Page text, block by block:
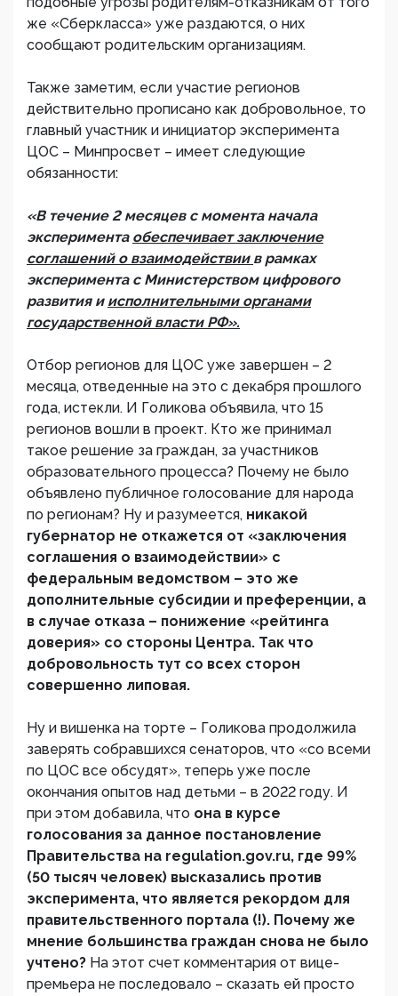
же «Сберкласса» уже раздаются, о них
сообщают родительским организациям.
Также заметим, если участие регионов
действительно прописано как добровольное, то
главный участник и инициатор эксперимента
ЦОС – Минпросвет – имеет следующие
обязанности:
«В течение 2 месяцев с момента начала
эксперимента обеспечивает заключение
соглашений о взаимодействии в рамках
эксперимента с Министерством цифрового
развития и исполнительными органами
государственной власти РФ».
Отбор регионов для ЦОС уже завершен – 2
месяца, отведенные на это с декабря прошлого
года, истекли. И Голикова объявила, что 15
регионов вошли в проект. Кто же принимал
такое решение за граждан, за участников
образовательного процесса? Почему не было
объявлено публичное голосование для народа
по регионам? Ну и разумеется, никакой
губернатор не откажется от «заключения
соглашения о взаимодействии» с
федеральным ведомством – это же
дополнительные субсидии и преференции, а
в случае отказа – понижение «рейтинга
доверия» со стороны Центра. Так что
добровольность тут со всех сторон
совершенно липовая.
Ну и вишенка на торте – Голикова продолжила
заверять собравшихся сенаторов, что «со всеми
по ЦОС все обсудят», теперь уже после
окончания опытов над детьми – в 2022 году. И
при этом добавила, что она в курсе
голосования за данное постановление
Правительства на regulation.gov.ru, где 99%
(50 тысяч человек) высказались против
эксперимента, что является рекордом для
правительственного портала (!). Почему же
мнение большинства граждан снова не было
учтено? На этот счет комментария от вице-
премьера не последовало – сказать ей просто